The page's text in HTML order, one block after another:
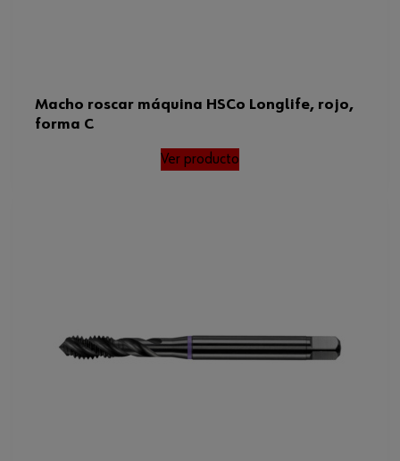
Macho roscar máquina HSCo Longlife, rojo,
forma C
Ver producto